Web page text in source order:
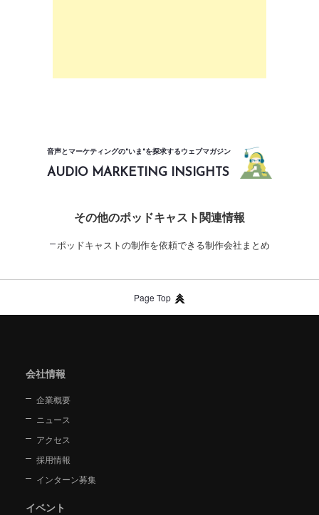
音声とマーケティングの"いま"を探求するウェブマガジン
AUDIO MARKETING INSIGHTS
その他のポッドキャスト関連情報
ポッドキャストの制作を依頼できる制作会社まとめ
Page Top
会社情報
企業概要
ニュース
アクセス
採用情報
インターン募集
イベント